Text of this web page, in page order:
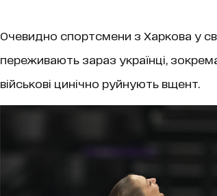
Очевидно спортсмени з Харкова у
переживають зараз українці, зокрема
військові цинічно руйнують вщент.